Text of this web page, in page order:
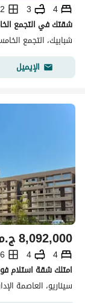
4
3
شقتك في التجمع الخامس
شبابيك، التجمع
الإيميل
8,092,000
4
4
سيناريو، العاصمة